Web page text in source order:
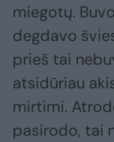
miegotų.
degdavo
prieš tai
atsidūriau
mirtimi.
pasirodo, tai